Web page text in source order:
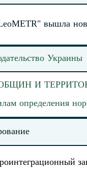
вышла
Украины
И
определения